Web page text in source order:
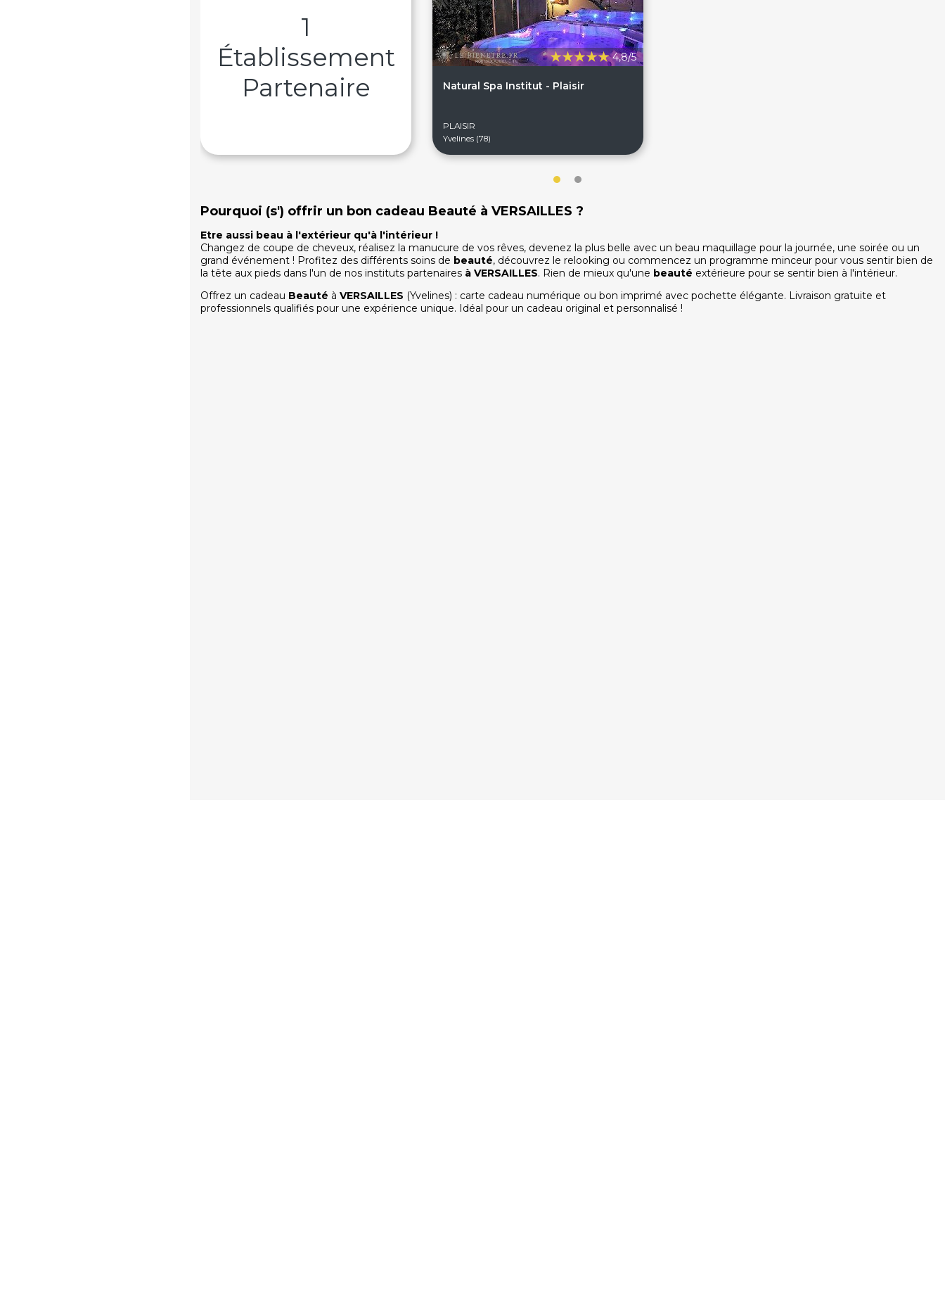
1
Établissement
Partenaire
4,8/5
Natural Spa Institut - Plaisir
PLAISIR
Yvelines (78)
Pourquoi (s') offrir un bon cadeau Beauté à VERSAILLES ?
Etre aussi beau à l'extérieur qu'à l'intérieur !
Changez de coupe de cheveux, réalisez la manucure de vos rêves, devenez la plus belle avec un beau maquillage pour la journée, une soirée ou un
grand événement ! Profitez des différents soins de beauté, découvrez le relooking ou commencez un programme minceur pour vous sentir bien de
la tête aux pieds dans l'un de nos instituts partenaires à VERSAILLES. Rien de mieux qu'une beauté extérieure pour se sentir bien à l'intérieur.
Offrez un cadeau Beauté à VERSAILLES (Yvelines) : carte cadeau numérique ou bon imprimé avec pochette élégante. Livraison gratuite et
professionnels qualifiés pour une expérience unique. Idéal pour un cadeau original et personnalisé !